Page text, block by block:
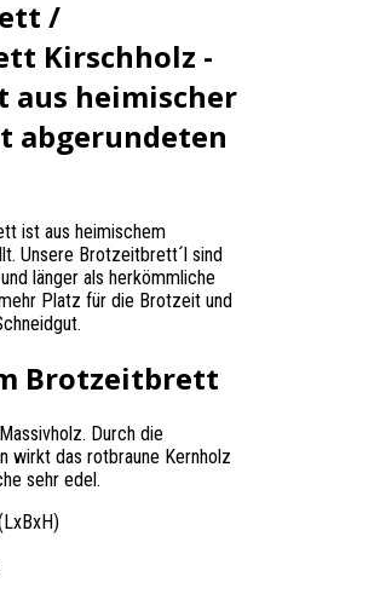
/
Kirschholz -
aus heimischer
abgerundeten
ist aus heimischem
Unsere Brotzeitbrett´l sind
länger als herkömmliche
Platz für die Brotzeit und
Brotzeitbrett
Durch die
wirkt das rotbraune Kernholz
sehr edel.